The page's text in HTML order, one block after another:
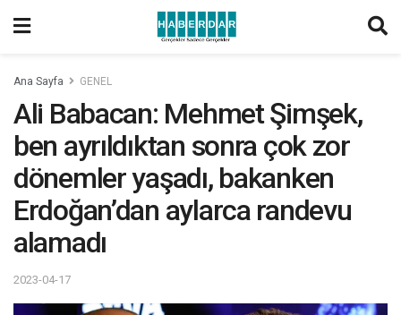
Ana Sayfa GENEL
Ali Babacan: Mehmet Şimşek,
ben ayrıldıktan sonra çok zor
dönemler yaşadı, bakanken
Erdoğan’dan aylarca randevu
alamadı
2023-04-17